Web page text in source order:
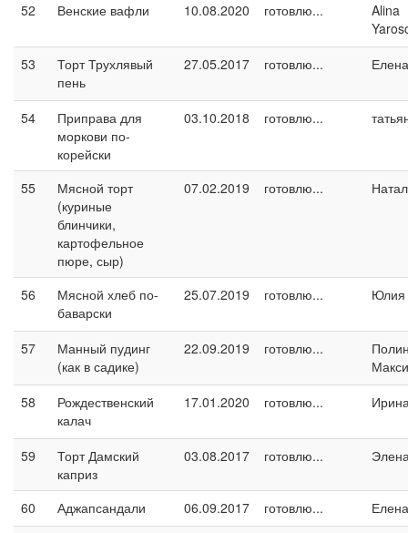
52 Венские вафли 10.08.2020 готовлю...
Alina
53
Торт Трухлявый
пень
27.05.2017 готовлю...
54
Приправа для
моркови по-
корейски
03.10.2018 готовлю...
55
Мясной торт
(куриные
блинчики,
картофельное
пюре, сыр)
07.02.2019 готовлю...
56
Мясной хлеб по-
баварски
25.07.2019 готовлю... Юлия
57
Манный пудинг
(как в садике)
22.09.2019 готовлю...
58
Рождественский
калач
17.01.2020 готовлю...
59
Торт Дамский
каприз
03.08.2017 готовлю...
60 Аджапсандали 06.09.2017 готовлю...
Елена